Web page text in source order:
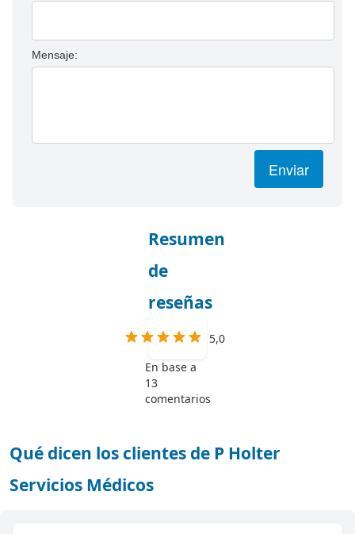
Mensaje:
Enviar
Resumen
de
reseñas
5,0
En base a
13
comentarios
Qué dicen los clientes de P Holter
Servicios Médicos